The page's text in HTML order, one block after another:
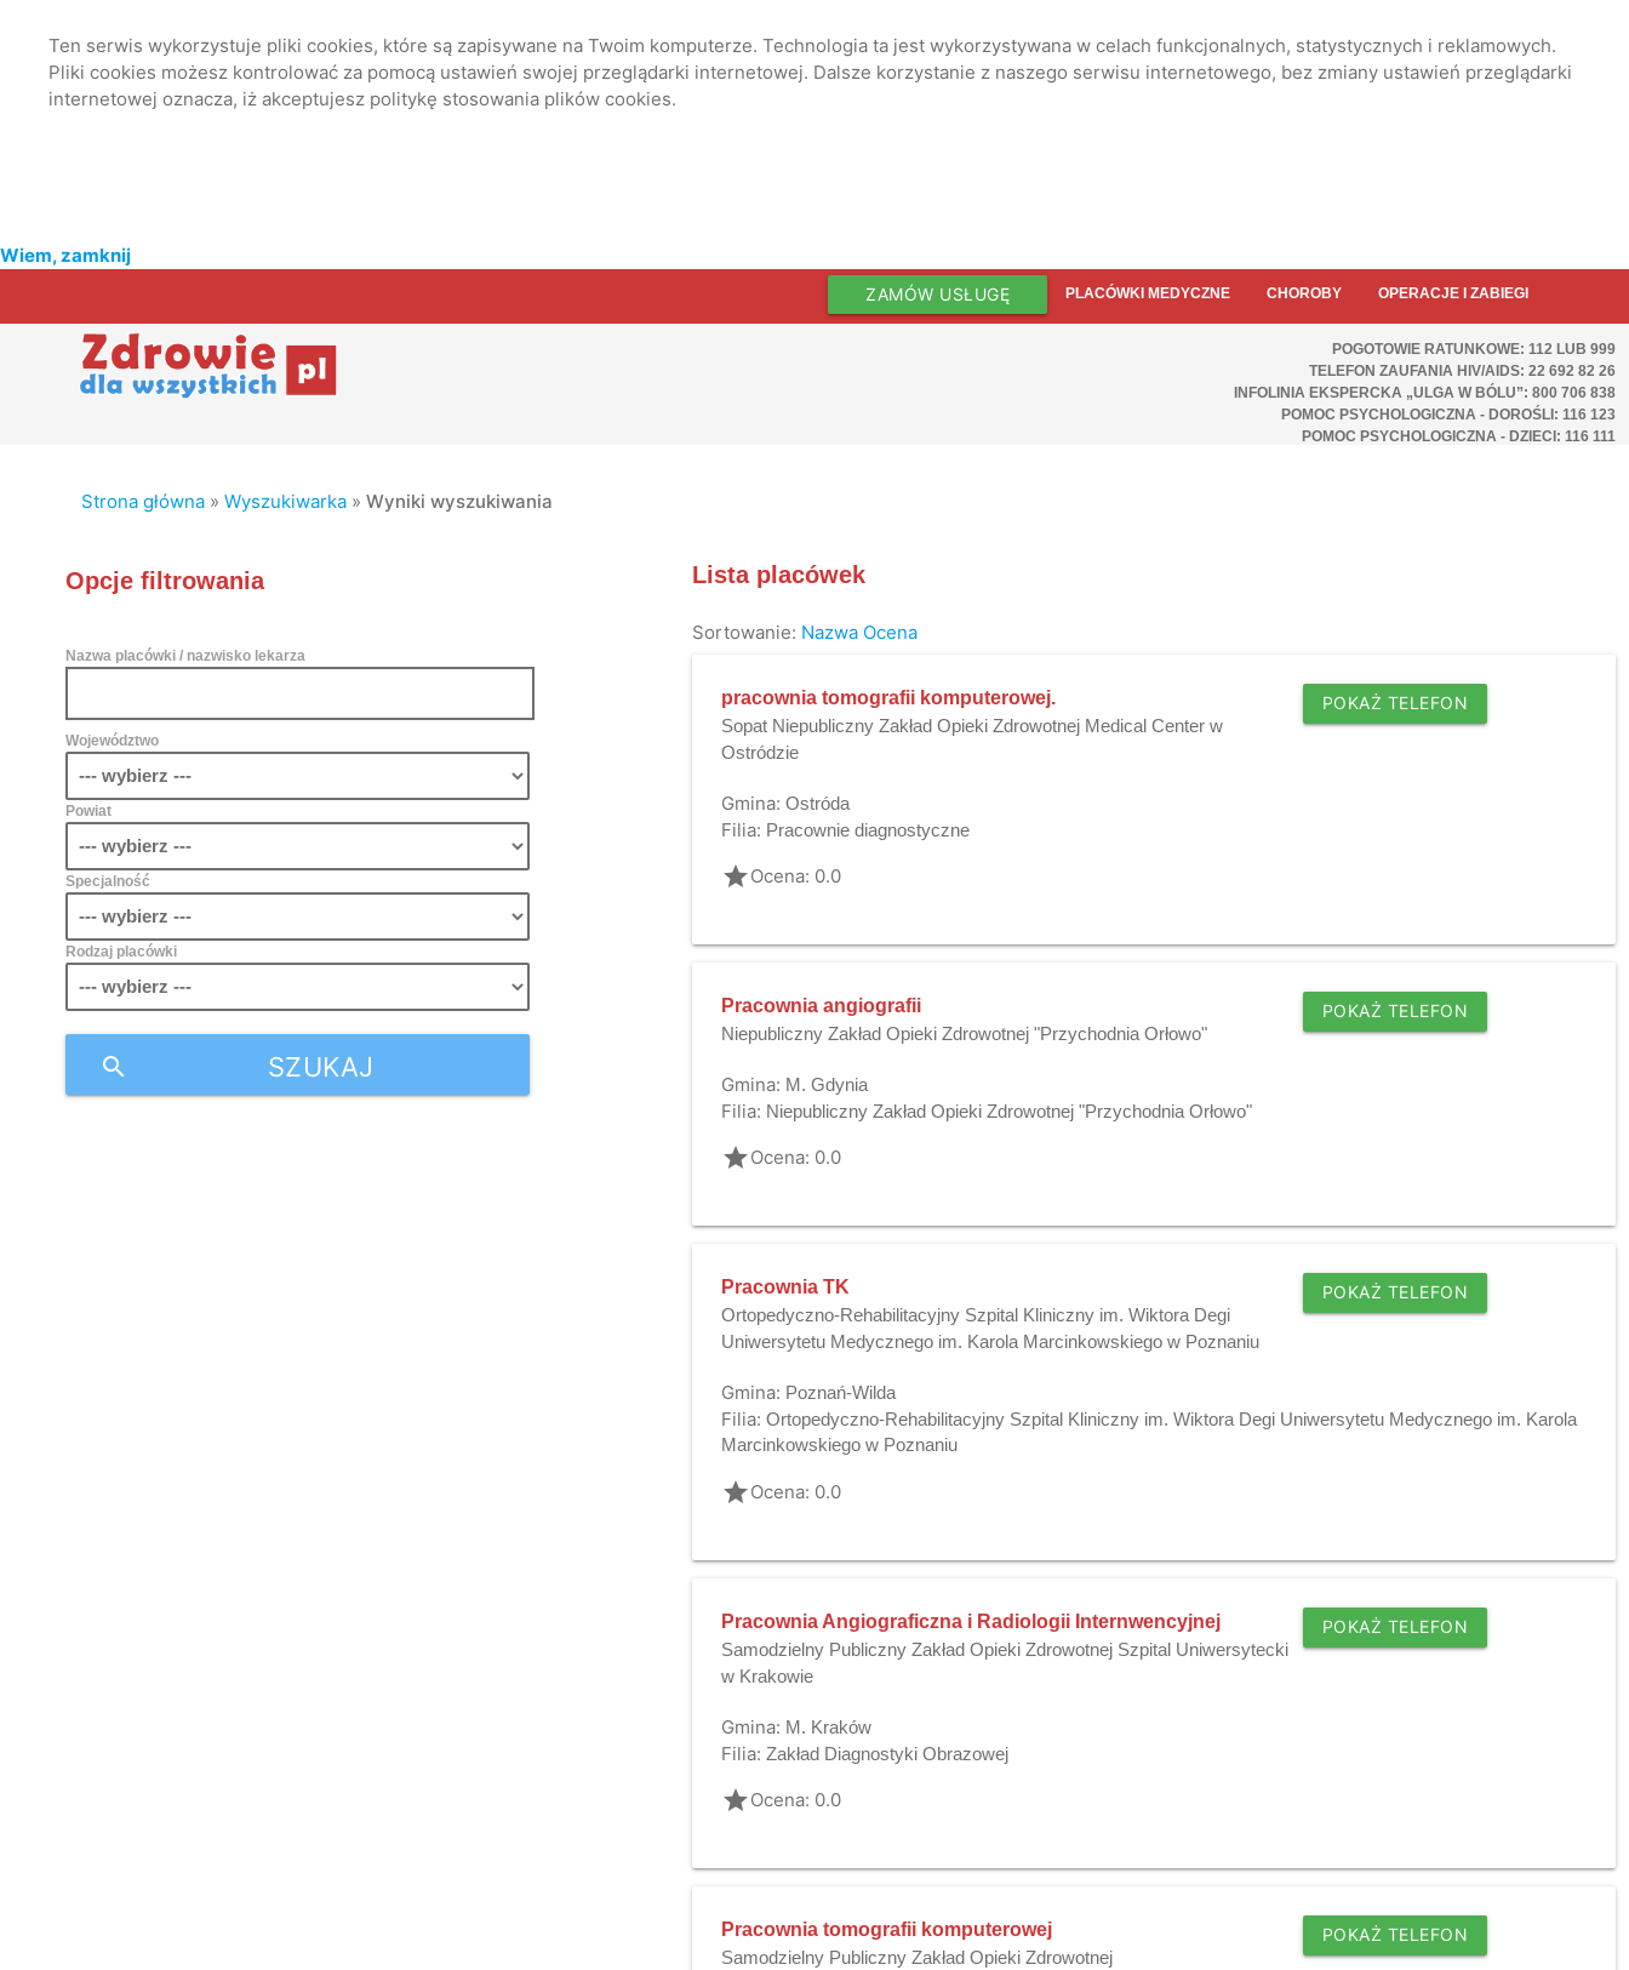
Ten serwis wykorzystuje pliki cookies, które są zapisywane na Twoim komputerze. Technologia ta jest wykorzystywana w celach funkcjonalnych, statystycznych i reklamowych.
Pliki cookies możesz kontrolować za pomocą ustawień swojej przeglądarki internetowej. Dalsze korzystanie z naszego serwisu internetowego, bez zmiany ustawień przeglądarki
internetowej oznacza, iż akceptujesz politykę stosowania plików cookies.
Wiem, zamknij
ZAMÓW USŁUGĘ PLACÓWKI MEDYCZNE CHOROBY OPERACJE I ZABIEGI
POGOTOWIE RATUNKOWE: 112 LUB 999
TELEFON ZAUFANIA HIV/AIDS: 22 692 82 26
INFOLINIA EKSPERCKA „ULGA W BÓLU”: 800 706 838
POMOC PSYCHOLOGICZNA - DOROŚLI: 116 123
POMOC PSYCHOLOGICZNA - DZIECI: 116 111
Strona główna »Wyszukiwarka »Wyniki wyszukiwania
Opcje filtrowania
Nazwa placówki / nazwisko lekarza
Województwo
Powiat
Specjalność
Rodzaj placówki
SZUKAJ
search
Lista placówek
Sortowanie: Nazwa Ocena
pracownia tomografii komputerowej.
Sopat Niepubliczny Zakład Opieki Zdrowotnej Medical Center w
Ostródzie
POKAŻ TELEFON
Gmina: Ostróda
Filia: Pracownie diagnostyczne
gradeOcena: 0.0
Pracownia angiografii
Niepubliczny Zakład Opieki Zdrowotnej "Przychodnia Orłowo"
POKAŻ TELEFON
Gmina: M. Gdynia
Filia: Niepubliczny Zakład Opieki Zdrowotnej "Przychodnia Orłowo"
gradeOcena: 0.0
Pracownia TK
Ortopedyczno-Rehabilitacyjny Szpital Kliniczny im. Wiktora Degi
Uniwersytetu Medycznego im. Karola Marcinkowskiego w Poznaniu
POKAŻ TELEFON
Gmina: Poznań-Wilda
Filia: Ortopedyczno-Rehabilitacyjny Szpital Kliniczny im. Wiktora Degi Uniwersytetu Medycznego im. Karola
Marcinkowskiego w Poznaniu
gradeOcena: 0.0
Pracownia Angiograficzna i Radiologii Internwencyjnej
Samodzielny Publiczny Zakład Opieki Zdrowotnej Szpital Uniwersytecki
w Krakowie
POKAŻ TELEFON
Gmina: M. Kraków
Filia: Zakład Diagnostyki Obrazowej
gradeOcena: 0.0
Pracownia tomografii komputerowej
Samodzielny Publiczny Zakład Opieki Zdrowotnej
POKAŻ TELEFON